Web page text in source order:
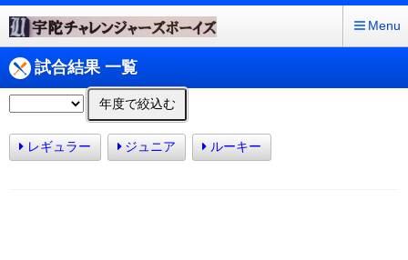
Menu
試合結果 一覧
年度で絞込む
レギュラー ジュニア ルーキー